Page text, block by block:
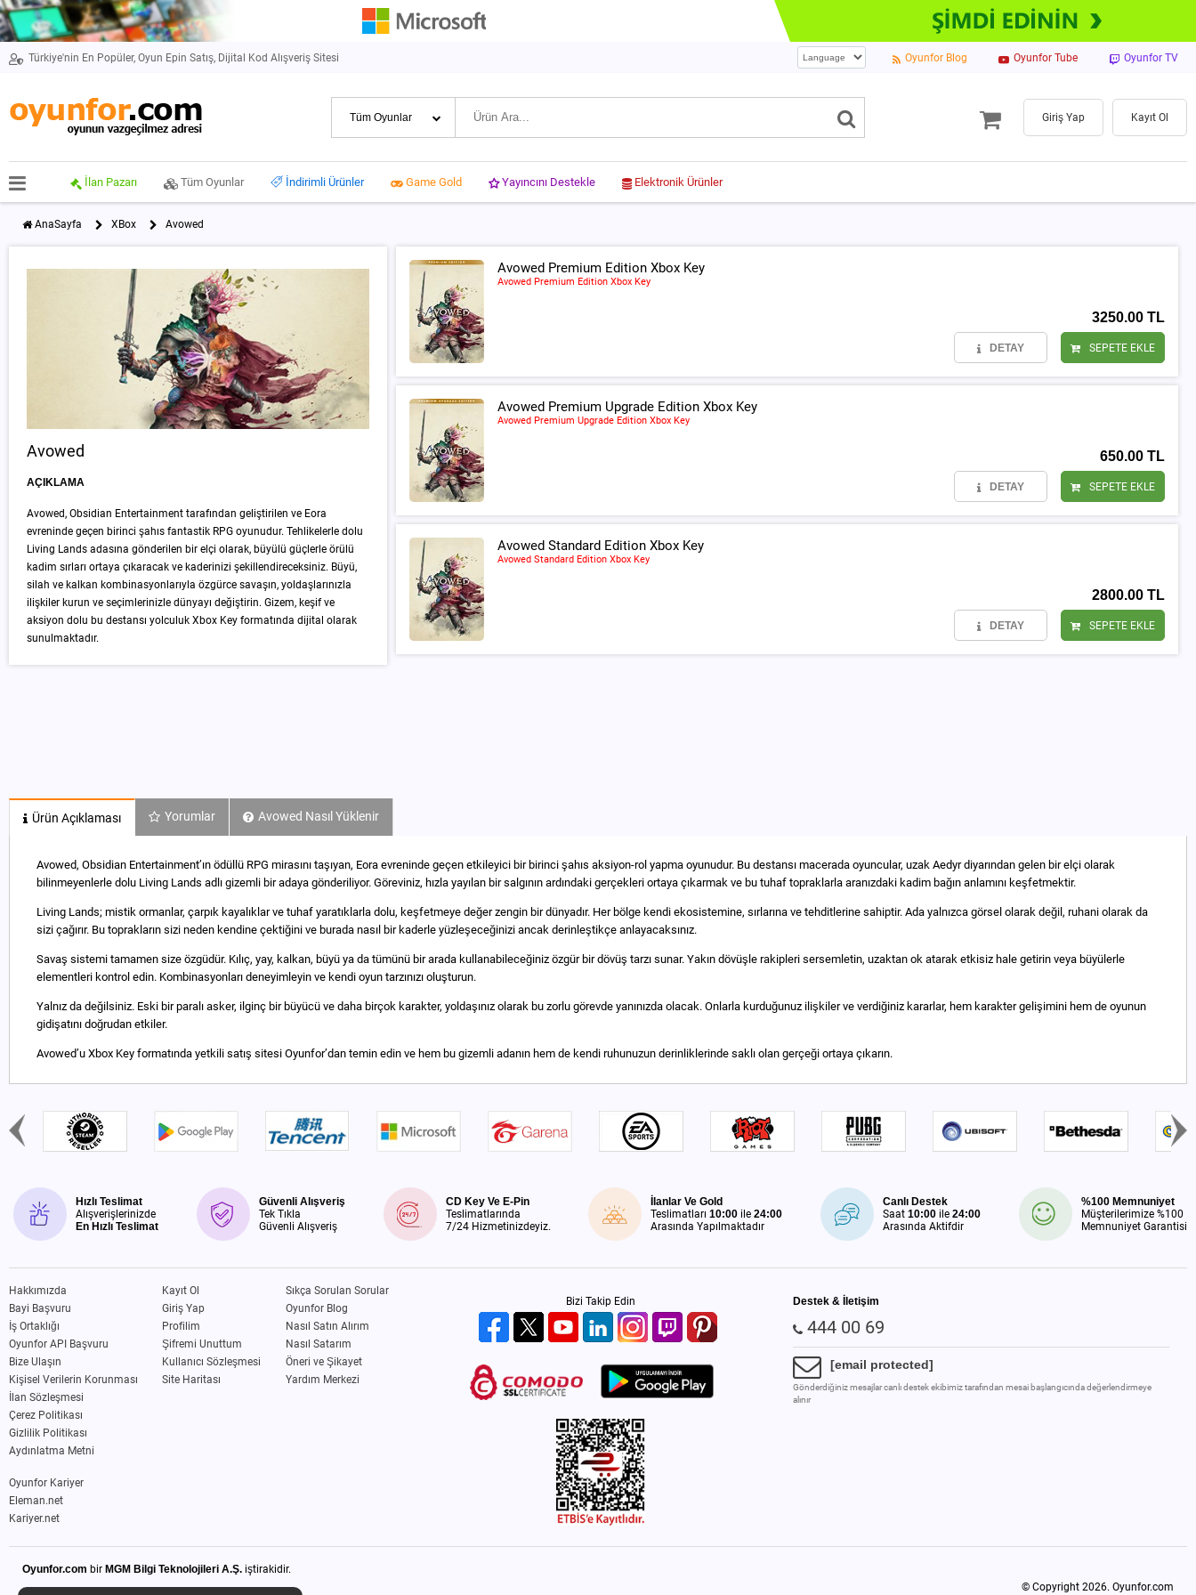
Türkiye'nin En Popüler, Oyun Epin Satış, Dijital Kod Alışveriş Sitesi Oyunfor Blog Oyunfor Tube Oyunfor TV
Giriş Yap Kayıt Ol
İlan Pazarı Tüm Oyunlar İndirimli Ürünler Game Gold Yayıncını Destekle Elektronik Ürünler
AnaSayfa XBox Avowed
Avowed
AÇIKLAMA
Avowed, Obsidian Entertainment tarafından geliştirilen ve Eora
evreninde geçen birinci şahıs fantastik RPG oyunudur. Tehlikelerle dolu
Living Lands adasına gönderilen bir elçi olarak, büyülü güçlerle örülü
kadim sırları ortaya çıkaracak ve kaderinizi şekillendireceksiniz. Büyü,
silah ve kalkan kombinasyonlarıyla özgürce savaşın, yoldaşlarınızla
ilişkiler kurun ve seçimlerinizle dünyayı değiştirin. Gizem, keşif ve
aksiyon dolu bu destansı yolculuk Xbox Key formatında dijital olarak
sunulmaktadır.
Avowed Premium Edition Xbox Key
Avowed Premium Edition Xbox Key
3250.00 TL
DETAY SEPETE EKLE
Avowed Premium Upgrade Edition Xbox Key
Avowed Premium Upgrade Edition Xbox Key
650.00 TL
DETAY SEPETE EKLE
Avowed Standard Edition Xbox Key
Avowed Standard Edition Xbox Key
2800.00 TL
DETAY SEPETE EKLE
Ürün Açıklaması Yorumlar Avowed Nasıl Yüklenir
Avowed, Obsidian Entertainment’ın ödüllü RPG mirasını taşıyan, Eora evreninde geçen etkileyici bir birinci şahıs aksiyon-rol yapma oyunudur. Bu destansı macerada oyuncular, uzak Aedyr diyarından gelen bir elçi olarak
bilinmeyenlerle dolu Living Lands adlı gizemli bir adaya gönderiliyor. Göreviniz, hızla yayılan bir salgının ardındaki gerçekleri ortaya çıkarmak ve bu tuhaf topraklarla aranızdaki kadim bağın anlamını keşfetmektir.
Living Lands; mistik ormanlar, çarpık kayalıklar ve tuhaf yaratıklarla dolu, keşfetmeye değer zengin bir dünyadır. Her bölge kendi ekosistemine, sırlarına ve tehditlerine sahiptir. Ada yalnızca görsel olarak değil, ruhani olarak da
sizi çağırır. Bu toprakların sizi neden kendine çektiğini ve burada nasıl bir kaderle yüzleşeceğinizi ancak derinleştikçe anlayacaksınız.
Savaş sistemi tamamen size özgüdür. Kılıç, yay, kalkan, büyü ya da tümünü bir arada kullanabileceğiniz özgür bir dövüş tarzı sunar. Yakın dövüşle rakipleri sersemletin, uzaktan ok atarak etkisiz hale getirin veya büyülerle
elementleri kontrol edin. Kombinasyonları deneyimleyin ve kendi oyun tarzınızı oluşturun.
Yalnız da değilsiniz. Eski bir paralı asker, ilginç bir büyücü ve daha birçok karakter, yoldaşınız olarak bu zorlu görevde yanınızda olacak. Onlarla kurduğunuz ilişkiler ve verdiğiniz kararlar, hem karakter gelişimini hem de oyunun
gidişatını doğrudan etkiler.
Avowed’u Xbox Key formatında yetkili satış sitesi Oyunfor’dan temin edin ve hem bu gizemli adanın hem de kendi ruhunuzun derinliklerinde saklı olan gerçeği ortaya çıkarın.
Hızlı Teslimat
Alışverişlerinizde
En Hızlı Teslimat
Güvenli Alışveriş
Tek Tıkla
Güvenli Alışveriş
CD Key Ve E-Pin
Teslimatlarında
7/24 Hizmetinizdeyiz.
İlanlar Ve Gold
Teslimatları10:00 ile24:00
Arasında Yapılmaktadır
Canlı Destek
Saat10:00 ile24:00
Arasında Aktifdir
%100 Memnuniyet
Müşterilerimize %100
Memnuniyet Garantisi
Hakkımızda
Bayi Başvuru
İş Ortaklığı
Oyunfor API Başvuru
Bize Ulaşın
Kişisel Verilerin Korunması
İlan Sözleşmesi
Çerez Politikası
Gizlilik Politikası
Aydınlatma Metni
Kayıt Ol
Giriş Yap
Profilim
Şifremi Unuttum
Kullanıcı Sözleşmesi
Site Haritası
Sıkça Sorulan Sorular
Oyunfor Blog
Nasıl Satın Alırım
Nasıl Satarım
Öneri ve Şikayet
Yardım Merkezi
Oyunfor Kariyer
Eleman.net
Kariyer.net
Bizi Takip Edin Destek & İletişim
444 00 69
[email protected]
Gönderdiğiniz mesajlar canlı destek ekibimiz tarafından mesai başlangıcında değerlendirmeye
alınır
Oyunfor.com bir MGM Bilgi Teknolojileri A.Ş. iştirakidir.
© Copyright 2026. Oyunfor.com